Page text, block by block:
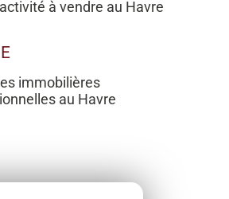
à vendre au Havre
immobilières
au Havre